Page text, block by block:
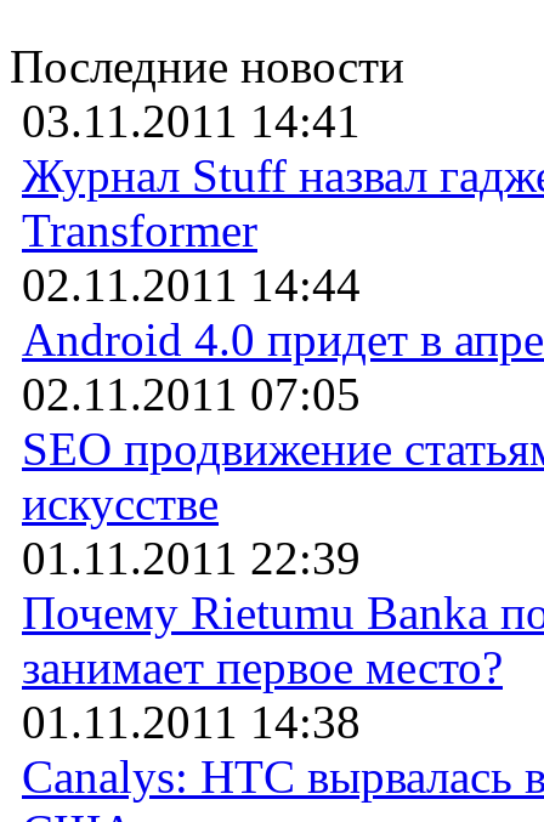
Последние новости
03.11.2011 14:41
Журнал Stuff назвал
Transformer
02.11.2011 14:44
Android 4.0 придет в
02.11.2011 07:05
SEO продвижение
искусстве
01.11.2011 22:39
Почему Rietumu Banka
занимает первое место?
01.11.2011 14:38
Canalys: HTC вырвалась